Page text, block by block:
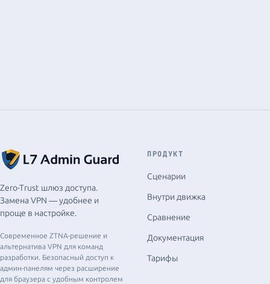
Zero-Trust шлюз доступа.
Замена VPN — удобнее и
проще в настройке.
Современное ZTNA-решение и
альтернатива VPN для команд
разработки. Безопасный доступ к
админ-панелям через расширение
для браузера с удобным контролем
ПРОДУКТ
Сценарии
Внутри движка
Сравнение
Документация
Тарифы